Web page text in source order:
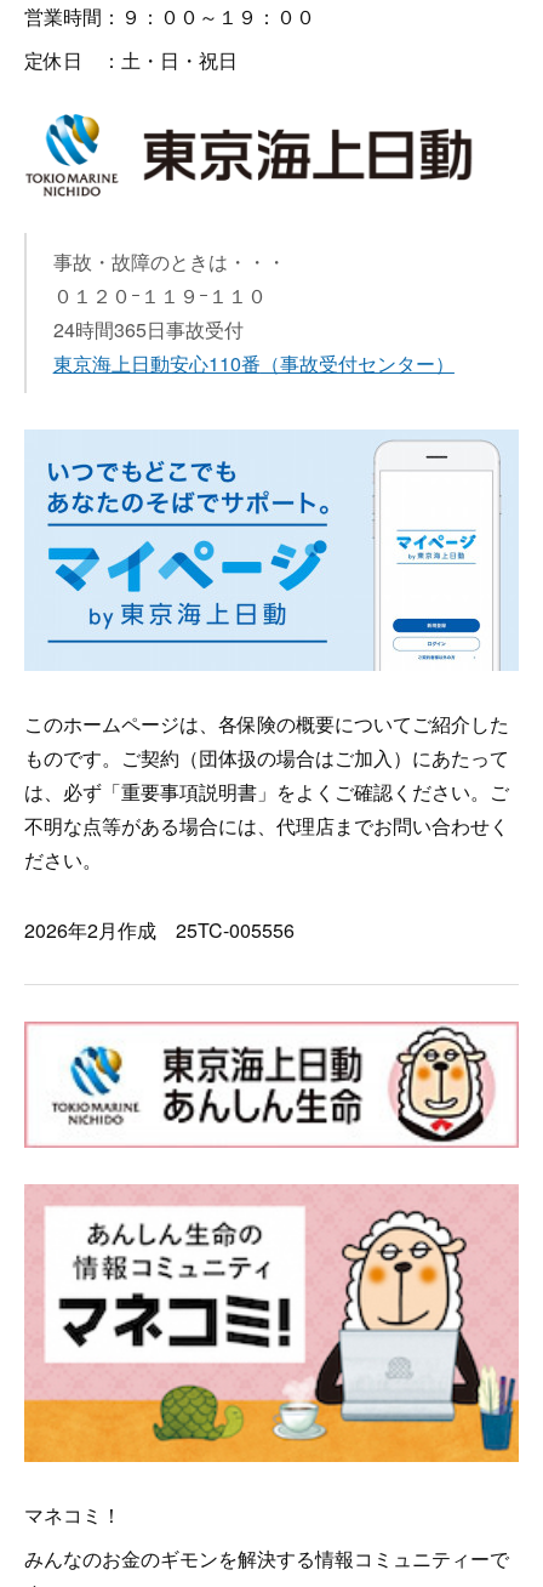
営業時間：９：００～１９：００
定休日 ：土・日・祝日
事故・故障のときは・・・
０１２０ｰ１１９ｰ１１０
24時間365日事故受付
東京海上日動安心110番 （事故受付センター）
このホームページは、各保険の概要についてご紹介した
ものです。ご契約（団体扱の場合はご加入）にあたって
は、必ず「重要事項説明書」をよくご確認ください。ご
不明な点等がある場合には、代理店までお問い合わせく
ださい。
2026年2月作成 25TC-005556
マネコミ！
みんなのお金のギモンを解決する情報コミュニティーで